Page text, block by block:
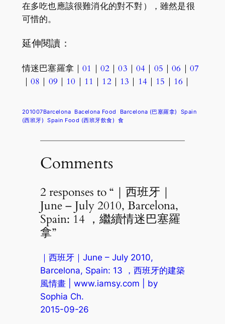
在多吃也應該很難消化的對不對），雖然是很
可惜的。
延伸閱讀：
情迷巴塞羅拿｜01 ｜ 02 ｜03 ｜04 ｜ 05 ｜06 ｜ 07
｜08 ｜ 09 ｜ 10 ｜ 11 ｜ 12 ｜ 13 ｜ 14 ｜ 15 ｜ 16 ｜
201007Barcelona Bacelona Food Barcelona (巴塞羅拿)
Spain
(西班牙) Spain Food (西班牙飲食) 食
Comments
2 responses to “｜西班牙｜
June – July 2010, Barcelona,
Spain: 14 ，繼續情迷巴塞羅
拿”
｜西班牙｜June – July 2010,
Barcelona, Spain: 13 ，西班牙的建築
風情畫 | www.iamsy.com | by
Sophia Ch.
2015-09-26